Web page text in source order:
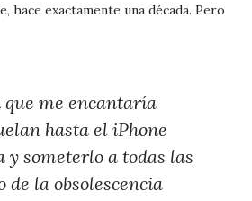
exactamente una década. Pero
que me encantaría
hasta el iPhone
someterlo a todas las
de la obsolescencia